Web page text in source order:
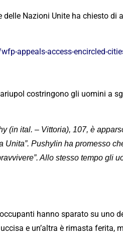
Nazioni Unite ha chiesto di
appeals-access-encircled-
costringono gli uomini a
(in ital. – Vittoria), 107, è
Unita”. Pushylin ha promesso
Allo stesso tempo gli
hanno sparato su uno
e un’altra è rimasta ferita,